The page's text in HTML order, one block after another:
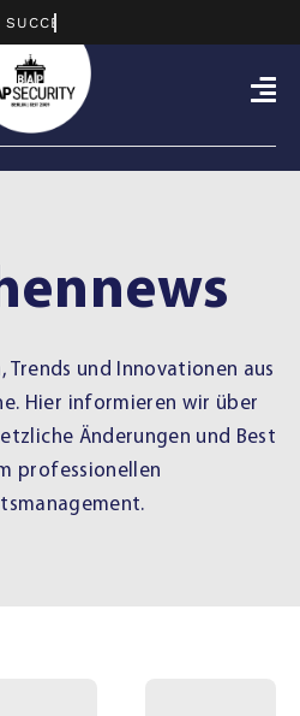
Trends und Innovationen aus
Hier informieren wir über
Änderungen und Best
professionellen